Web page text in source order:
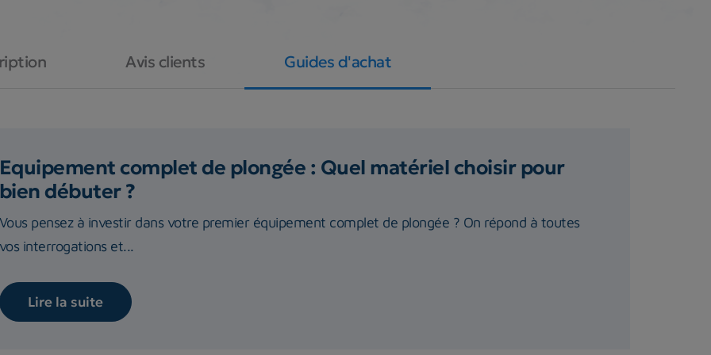
Avis clients Guides d'achat
complet de plongée : Quel matériel choisir pour
débuter ?
pensez à investir dans votre premier équipement complet de plongée ? On répond à toutes
interrogations et...
Lire la suite